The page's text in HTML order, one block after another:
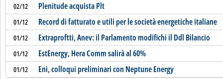
02/12 Plenitude acquista Plt
01/12 Record di fatturato e utili per le società energetiche italiane
01/12 Extraproftti, Anev: il Parlamento modifichi il Ddl Bilancio
01/12 EstEnergy, Hera Comm salirà al 60%
01/12 Eni, colloqui preliminari con Neptune Energy